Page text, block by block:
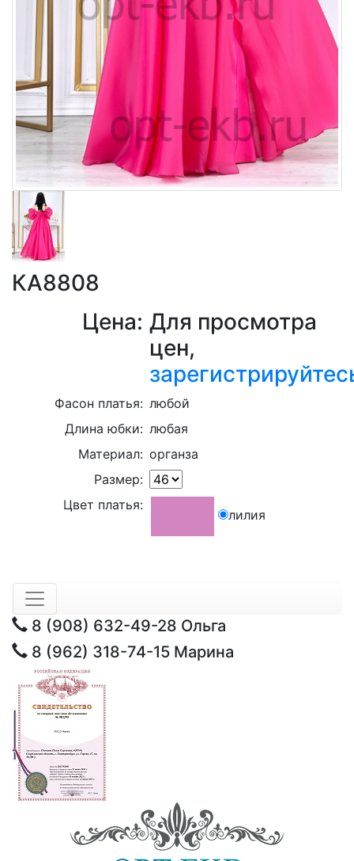
КА8808
Цена: Для просмотра
цен,
Фасон платья: любой
Длина юбки: любая
Материал: органза
Размер:
Цвет платья:
лилия
8 (908) 632-49-28 Ольга
8 (962) 318-74-15 Марина